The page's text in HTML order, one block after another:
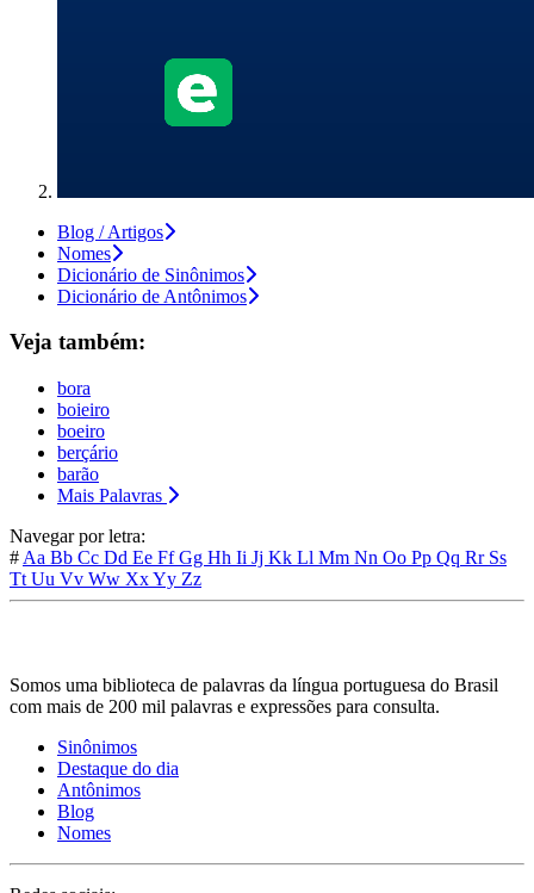
Blog / Artigos
Nomes
Dicionário de Sinônimos
Dicionário de Antônimos
Veja também:
bora
boieiro
boeiro
berçário
barão
Mais Palavras
Navegar por letra:
# Aa Bb Cc Dd Ee FfGg Hh Ii Jj Kk Ll Mm Nn Oo Pp Qq Rr Ss
Tt Uu Vv Ww XxYy Zz
Somos uma biblioteca de palavras da língua portuguesa do Brasil
com mais de 200 mil palavras e expressões para consulta.
Sinônimos
Destaque do dia
Antônimos
Blog
Nomes